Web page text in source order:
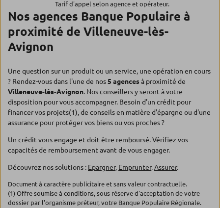
Tarif d'appel selon agence et opérateur.
Nos agences Banque Populaire à
proximité de Villeneuve-lès-
Avignon
Une question sur un produit ou un service, une opération en cours
? Rendez-vous dans l'une de nos5 agencesà proximité de
Villeneuve-lès-Avignon. Nos conseillers y seront à votre
disposition pour vous accompagner. Besoin d'un crédit pour
financer vos projets(1), de conseils en matière d'épargne ou d'une
assurance pour protéger vos biens ou vos proches ?
Un crédit vous engage et doit être remboursé. Vérifiez vos
capacités de remboursement avant de vous engager.
Découvrez nos solutions : Epargner, Emprunter,Assurer.
Document à caractère publicitaire et sans valeur contractuelle.
(1) Offre soumise à conditions, sous réserve d'acceptation de votre
dossier par l'organisme prêteur, votre Banque Populaire Régionale.